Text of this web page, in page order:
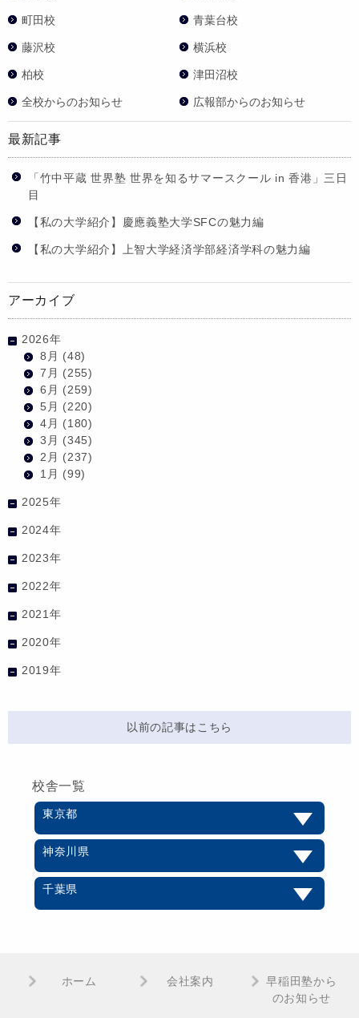
町田校 青葉台校
藤沢校 横浜校
柏校 津田沼校
全校からのお知らせ 広報部からのお知らせ
最新記事
「竹中平蔵 世界塾 世界を知るサマースクール in 香港」三日
目
【私の大学紹介】慶應義塾大学SFCの魅力編
【私の大学紹介】上智大学経済学部経済学科の魅力編
アーカイブ
2026年
8月 (48)
7月 (255)
6月 (259)
5月 (220)
4月 (180)
3月 (345)
2月 (237)
1月 (99)
2025年
2024年
2023年
2022年
2021年
2020年
2019年
以前の記事はこちら
校舎一覧
東京都
神奈川県
千葉県
ホーム 会社案内
早稲田塾から
のお知らせ